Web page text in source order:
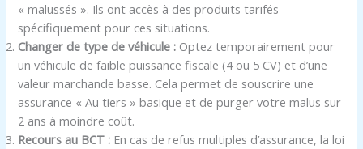
« malussés ». Ils ont accès à des produits tarifés
spécifiquement pour ces situations.
Changer de type de véhicule : Optez temporairement pour
un véhicule de faible puissance fiscale (4 ou 5 CV) et d’une
valeur marchande basse. Cela permet de souscrire une
assurance « Au tiers » basique et de purger votre malus sur
2 ans à moindre coût.
Recours au BCT : En cas de refus multiples d’assurance, la loi